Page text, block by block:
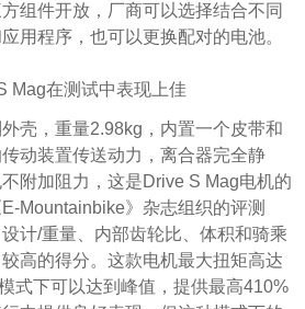
组件开放，厂商可以选择结合不同
用程序，也可以更换配对的电池。
Mag在测试中表现上佳
壳，重量2.98kg，内置一个皮带和
动装置传送动力，离合器完全静
附加阻力，这是Drive S Mag电机的
Mountainbike》杂志组织的评测
计/重量、内部齿轮比、体积和骑乘
高的得分。这款电机最大扭矩高达
式下可以达到峰值，提供最高410%